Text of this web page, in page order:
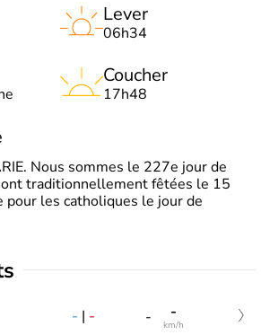
Lever
06h34
Coucher
17h48
Nous sommes le 227e jour de
traditionnellement fêtées le 15
pour les catholiques le jour de
- | - - -
km/h